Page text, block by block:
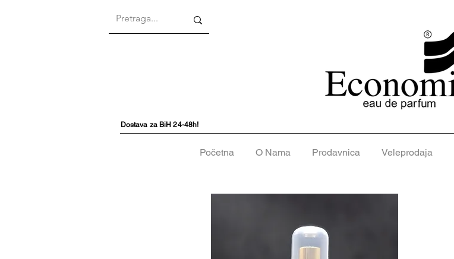
Dostava za BiH 24-48h!
Početna O Nama Prodavnica Veleprodaja